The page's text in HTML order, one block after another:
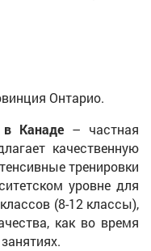
Онтарио.
в Канаде – частная
качественную
тренировки
уровне для
(8-12 классы),
как во время